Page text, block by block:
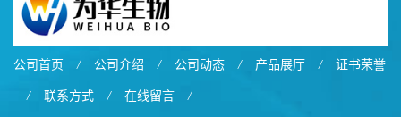
公司首页 / 公司介绍 / 公司动态 / 产品展厅 / 证书荣誉
/ 联系方式 / 在线留言 /